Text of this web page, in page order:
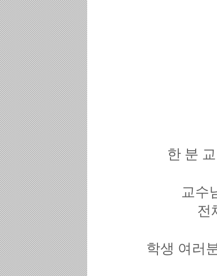
한 분
교수
전
학생 여러